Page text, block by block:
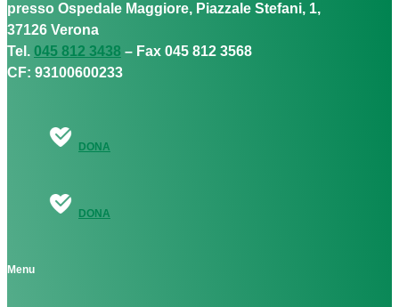
presso Ospedale Maggiore, Piazzale Stefani, 1,
37126 Verona
Tel. 045 812 3438 – Fax 045 812 3568
CF: 93100600233
DONA
DONA
Menu